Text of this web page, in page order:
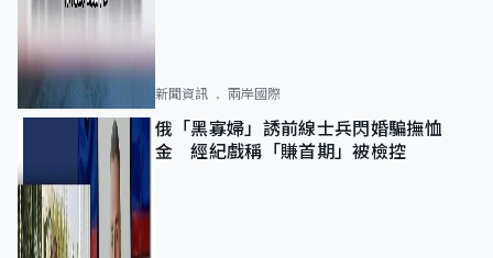
新聞資訊 兩岸國際
俄「黑寡婦」誘前線士兵閃婚騙撫恤
金 經紀戲稱「賺首期」被檢控